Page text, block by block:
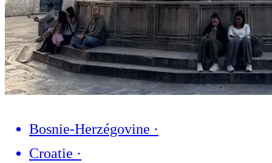
Bosnie-Herzégovine ·
Croatie ·